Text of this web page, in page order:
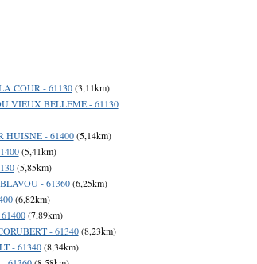
COUR - 61130(3,11km)
VIEUX BELLEME - 61130
HUISNE - 61400(5,14km)
(5,41km)
(5,85km)
- 61360(6,25km)
(6,82km)
(7,89km)
- 61340(8,23km)
- 61340(8,34km)